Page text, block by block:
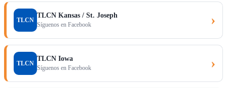
TLCN
TLCN Kansas / St. Joseph
Síguenos en Facebook ›
TLCN
TLCN Iowa
Síguenos en Facebook ›